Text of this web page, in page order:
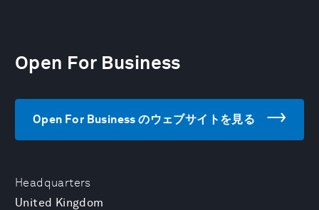
Headquarters
United Kingdom
Open For Business
Open For Business のウェブサイトを見る